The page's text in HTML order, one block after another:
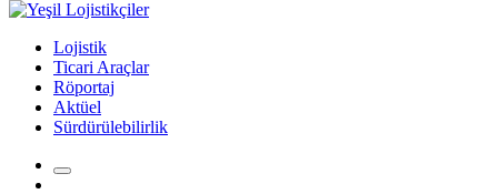
Lojistik
Ticari Araçlar
Röportaj
Aktüel
Sürdürülebilirlik